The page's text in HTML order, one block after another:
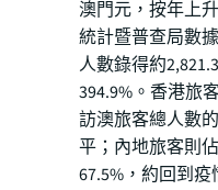
澳門元，按年上升
統計暨普查局數
人數錄得約
394.9%。香港旅
訪澳旅客總人數
平；內地旅客則
67.5%，約回到